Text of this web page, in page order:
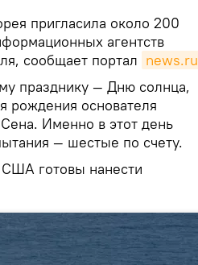
пригласила около 200
агентств
сообщает портал news.ru
празднику — Дню солнца,
рождения основателя
Именно в этот день
— шестые по счету.
США готовы нанести